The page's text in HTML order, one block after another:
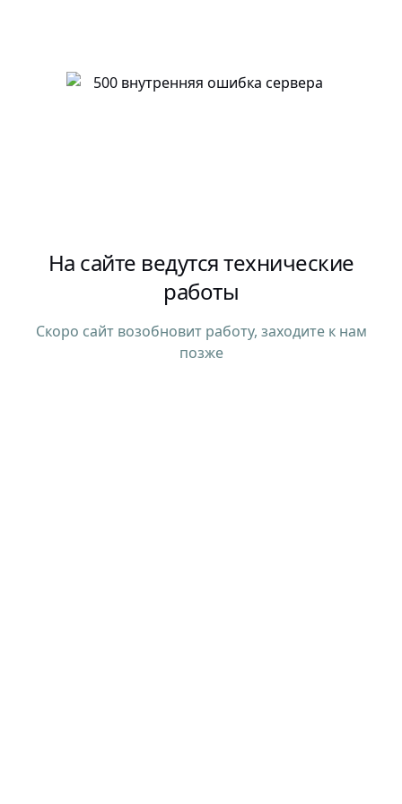
На сайте ведутся технические
работы
Скоро сайт возобновит работу, заходите к нам
позже